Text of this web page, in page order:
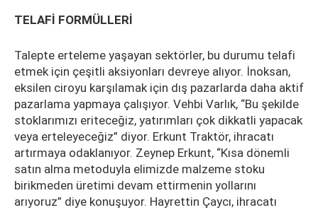
TELAFİ FORMÜLLERİ
Talepte erteleme yaşayan sektörler, bu durumu telafi
etmek için çeşitli aksiyonları devreye alıyor. İnoksan,
eksilen ciroyu karşılamak için dış pazarlarda daha aktif
pazarlama yapmaya çalışıyor. Vehbi Varlık, “Bu şekilde
stoklarımızı eriteceğiz, yatırımları çok dikkatli yapacak
veya erteleyeceğiz” diyor. Erkunt Traktör, ihracatı
artırmaya odaklanıyor. Zeynep Erkunt, “Kısa dönemli
satın alma metoduyla elimizde malzeme stoku
birikmeden üretimi devam ettirmenin yollarını
arıyoruz” diye konuşuyor. Hayrettin Çaycı, ihracatı